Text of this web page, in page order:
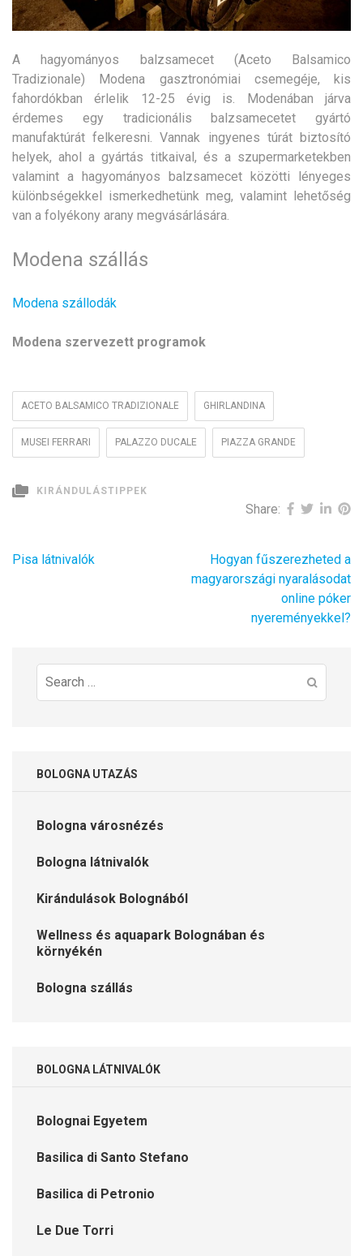
A hagyományos balzsamecet (Aceto Balsamico
Tradizionale) Modena gasztronómiai csemegéje, kis
fahordókban érlelik 12-25 évig is. Modenában járva
érdemes egy tradicionális balzsamecetet gyártó
manufaktúrát felkeresni. Vannak ingyenes túrát biztosító
helyek, ahol a gyártás titkaival, és a szupermarketekben
valamint a hagyományos balzsamecet közötti lényeges
különbségekkel ismerkedhetünk meg, valamint lehetőség
van a folyékony arany megvásárlására.
Modena szállás
Modena szállodák
Modena szervezett programok
ACETO BALSAMICO TRADIZIONALE GHIRLANDINA
MUSEI FERRARI PALAZZO DUCALE PIAZZA GRANDE
KIRÁNDULÁSTIPPEK
Share:
Bejegyzés
Pisa látnivalók
Hogyan fűszerezheted a
magyarországi nyaralásodat
online póker
nyereményekkel?
Search
for:
BOLOGNA UTAZÁS
Bologna városnézés
Bologna látnivalók
Kirándulások Bolognából
Wellness és aquapark Bolognában és
környékén
Bologna szállás
BOLOGNA LÁTNIVALÓK
Bolognai Egyetem
Basilica di Santo Stefano
Basilica di Petronio
Le Due Torri